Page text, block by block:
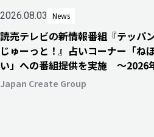
2026.08.03 News
読売テレビの新情報番組『テッパ
じゅーっと！』占いコーナー「ね
い」への番組提供を実施 〜2026
より毎週月・水・金曜日にて放送開
Japan Create Group